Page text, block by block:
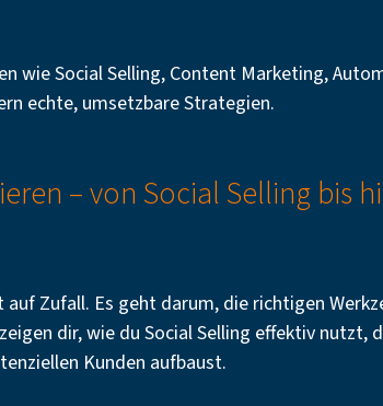
wie Social Selling, Content Marketing,
echte, umsetzbare Strategien.
– von Social Selling bis
Zufall. Es geht darum, die richtigen
dir, wie du Social Selling effektiv nutzt,
Kunden aufbaust.